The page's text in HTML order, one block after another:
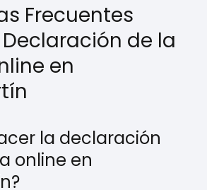
Frecuentes
de la
en
la declaración
online en